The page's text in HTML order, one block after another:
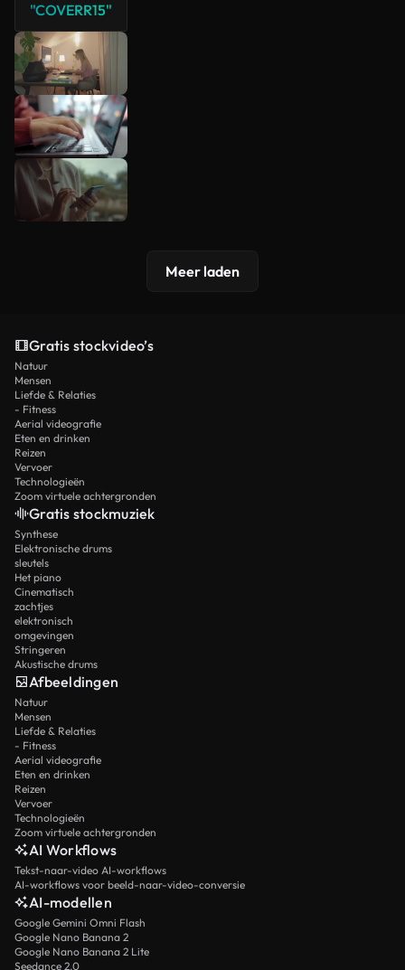
"COVERR15"
Meer laden
Gratis stockvideo’s
Natuur
Mensen
Liefde & Relaties
- Fitness
Aerial videografie
Eten en drinken
Reizen
Vervoer
Technologieën
Zoom virtuele achtergronden
Gratis stockmuziek
Synthese
Elektronische drums
sleutels
Het piano
Cinematisch
zachtjes
elektronisch
omgevingen
Stringeren
Akustische drums
Afbeeldingen
Natuur
Mensen
Liefde & Relaties
- Fitness
Aerial videografie
Eten en drinken
Reizen
Vervoer
Technologieën
Zoom virtuele achtergronden
AI Workflows
Tekst-naar-video AI-workflows
AI-workflows voor beeld-naar-video-conversie
AI-modellen
Google Gemini Omni Flash
Google Nano Banana 2
Google Nano Banana 2 Lite
Seedance 2.0